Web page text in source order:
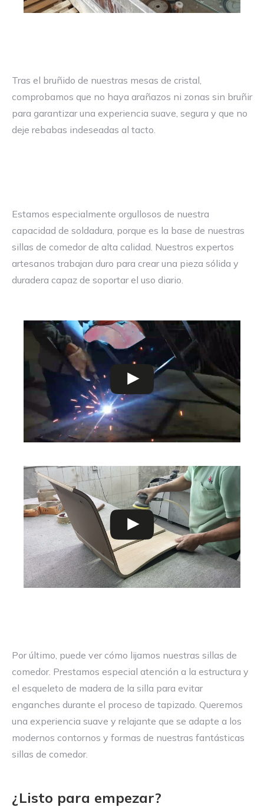
Tras el bruñido de nuestras mesas de cristal,
comprobamos que no haya arañazos ni zonas sin bruñir
para garantizar una experiencia suave, segura y que no
deje rebabas indeseadas al tacto.
Estamos especialmente orgullosos de nuestra
capacidad de soldadura, porque es la base de nuestras
sillas de comedor de alta calidad. Nuestros expertos
artesanos trabajan duro para crear una pieza sólida y
duradera capaz de soportar el uso diario.
Por último, puede ver cómo lijamos nuestras sillas de
comedor. Prestamos especial atención a la estructura y
el esqueleto de madera de la silla para evitar
enganches durante el proceso de tapizado. Queremos
una experiencia suave y relajante que se adapte a los
modernos contornos y formas de nuestras fantásticas
sillas de comedor.
¿Listo para empezar?